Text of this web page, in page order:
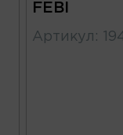
FEBI
Артикул :